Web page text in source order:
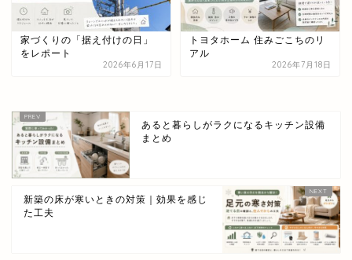
家づくりの「据え付けの日」
をレポート
2026年6月17日
トヨタホーム 住みごこちのリ
アル
2026年7月18日
あると暮らしがラクになるキッチン設備
まとめ
新築の床が寒いときの対策｜効果を感じ
た工夫